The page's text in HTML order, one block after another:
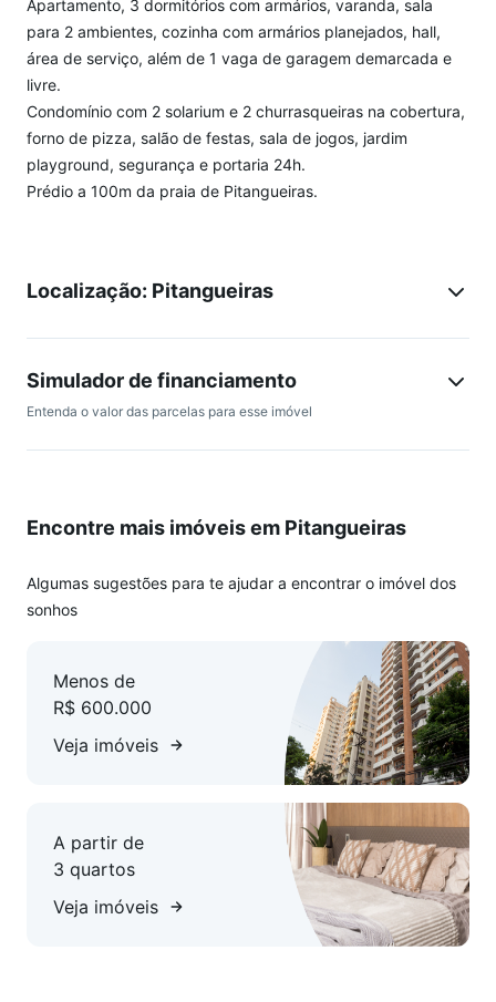
Apartamento, 3 dormitórios com armários, varanda, sala
para 2 ambientes, cozinha com armários planejados, hall,
área de serviço, além de 1 vaga de garagem demarcada e
livre.
Condomínio com 2 solarium e 2 churrasqueiras na cobertura,
forno de pizza, salão de festas, sala de jogos, jardim
playground, segurança e portaria 24h.
Prédio a 100m da praia de Pitangueiras.
Localização: Pitangueiras
Simulador de financiamento
Entenda o valor das parcelas para esse imóvel
Encontre mais imóveis em Pitangueiras
Algumas sugestões para te ajudar a encontrar o imóvel dos
sonhos
Menos de
R$ 600.000
Veja imóveis
A partir de
3 quartos
Veja imóveis